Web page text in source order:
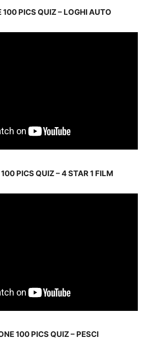
100 PICS QUIZ – LOGHI AUTO
PICS QUIZ – 4 STAR 1 FILM
100 PICS QUIZ – PESCI